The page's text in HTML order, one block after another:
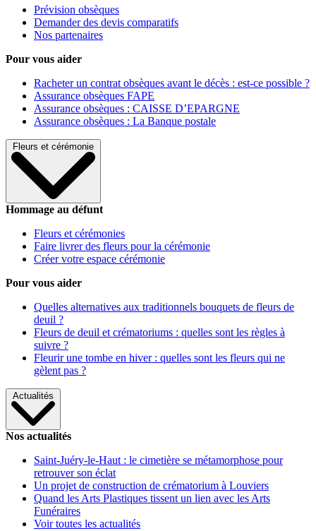
Prévision obsèques
Demander des devis comparatifs
Nos partenaires
Pour vous aider
Racheter un contrat obsèques avant le décès : est-ce possible ?
Assurance obsèques FAPE
Assurance obsèques : CAISSE D’EPARGNE
Assurance obsèques : La Banque postale
Fleurs et cérémonie
Hommage au défunt
Fleurs et cérémonies
Faire livrer des fleurs pour la cérémonie
Créer votre espace cérémonie
Pour vous aider
Quelles alternatives aux traditionnels bouquets de fleurs de
deuil ?
Fleurs de deuil et crématoriums : quelles sont les règles à
suivre ?
Fleurir une tombe en hiver : quelles sont les fleurs qui ne
gèlent pas ?
Actualités
Nos actualités
Saint-Juéry-le-Haut : le cimetière se métamorphose pour
retrouver son éclat
Un projet de construction de crématorium à Louviers
Quand les Arts Plastiques tissent un lien avec les Arts
Funéraires
Voir toutes les actualités